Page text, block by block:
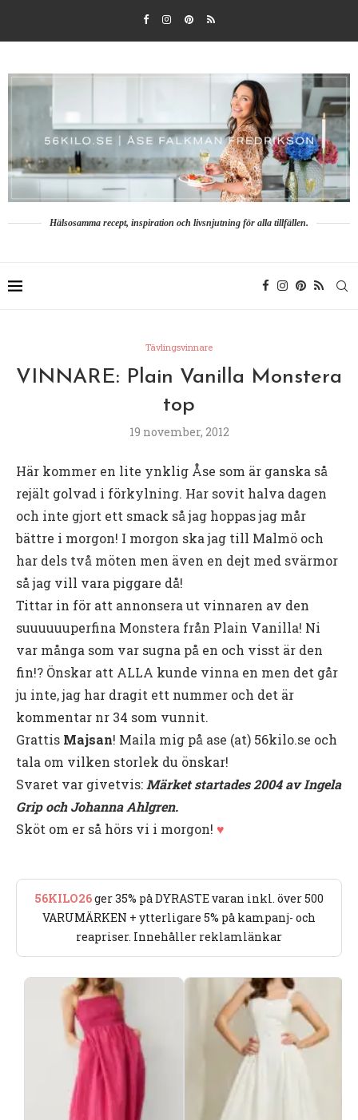
Hälsosamma recept, inspiration och livsnjutning för alla tillfällen.
Tävlingsvinnare
VINNARE: Plain Vanilla Monstera
top
19 november, 2012
Här kommer en lite ynklig Åse som är ganska så
rejält golvad i förkylning. Har sovit halva dagen
och inte gjort ett smack så jag hoppas jag mår
bättre i morgon! I morgon ska jag till Malmö och
har dels två möten men även en dejt med svärmor
så jag vill vara piggare då!
Tittar in för att annonsera ut vinnaren av den
suuuuuuperfina Monstera från Plain Vanilla! Ni
var många som var sugna på en och visst är den
fin!? Önskar att ALLA kunde vinna en men det går
ju inte, jag har dragit ett nummer och det är
kommentar nr 34 som vunnit.
Grattis Majsan! Maila mig på ase (at) 56kilo.se och
tala om vilken storlek du önskar!
Svaret var givetvis: Märket startades 2004 av Ingela
Grip och Johanna Ahlgren.
Sköt om er så hörs vi i morgon! ♥
56KILO26ger 35% på DYRASTE varan inkl. över 500
VARUMÄRKEN + ytterligare 5% på kampanj- och
reapriser. Innehåller reklamlänkar